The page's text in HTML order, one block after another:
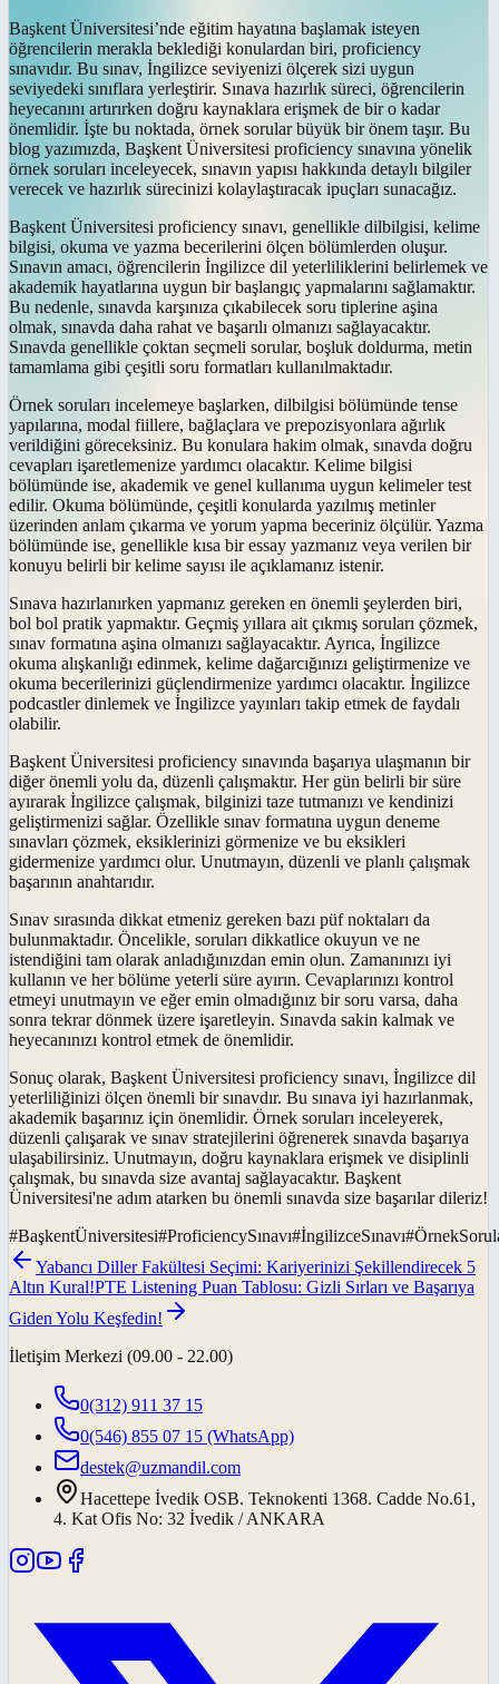
Başkent Üniversitesi’nde eğitim hayatına başlamak isteyen
öğrencilerin merakla beklediği konulardan biri, proficiency
sınavıdır. Bu sınav, İngilizce seviyenizi ölçerek sizi uygun
seviyedeki sınıflara yerleştirir. Sınava hazırlık süreci, öğrencilerin
heyecanını artırırken doğru kaynaklara erişmek de bir o kadar
önemlidir. İşte bu noktada, örnek sorular büyük bir önem taşır. Bu
blog yazımızda, Başkent Üniversitesi proficiency sınavına yönelik
örnek soruları inceleyecek, sınavın yapısı hakkında detaylı bilgiler
verecek ve hazırlık sürecinizi kolaylaştıracak ipuçları sunacağız.
Başkent Üniversitesi proficiency sınavı, genellikle dilbilgisi, kelime
bilgisi, okuma ve yazma becerilerini ölçen bölümlerden oluşur.
Sınavın amacı, öğrencilerin İngilizce dil yeterliliklerini belirlemek ve
akademik hayatlarına uygun bir başlangıç yapmalarını sağlamaktır.
Bu nedenle, sınavda karşınıza çıkabilecek soru tiplerine aşina
olmak, sınavda daha rahat ve başarılı olmanızı sağlayacaktır.
Sınavda genellikle çoktan seçmeli sorular, boşluk doldurma, metin
tamamlama gibi çeşitli soru formatları kullanılmaktadır.
Örnek soruları incelemeye başlarken, dilbilgisi bölümünde tense
yapılarına, modal fiillere, bağlaçlara ve prepozisyonlara ağırlık
verildiğini göreceksiniz. Bu konulara hakim olmak, sınavda doğru
cevapları işaretlemenize yardımcı olacaktır. Kelime bilgisi
bölümünde ise, akademik ve genel kullanıma uygun kelimeler test
edilir. Okuma bölümünde, çeşitli konularda yazılmış metinler
üzerinden anlam çıkarma ve yorum yapma beceriniz ölçülür. Yazma
bölümünde ise, genellikle kısa bir essay yazmanız veya verilen bir
konuyu belirli bir kelime sayısı ile açıklamanız istenir.
Sınava hazırlanırken yapmanız gereken en önemli şeylerden biri,
bol bol pratik yapmaktır. Geçmiş yıllara ait çıkmış soruları çözmek,
sınav formatına aşina olmanızı sağlayacaktır. Ayrıca, İngilizce
okuma alışkanlığı edinmek, kelime dağarcığınızı geliştirmenize ve
okuma becerilerinizi güçlendirmenize yardımcı olacaktır. İngilizce
podcastler dinlemek ve İngilizce yayınları takip etmek de faydalı
olabilir.
Başkent Üniversitesi proficiency sınavında başarıya ulaşmanın bir
diğer önemli yolu da, düzenli çalışmaktır. Her gün belirli bir süre
ayırarak İngilizce çalışmak, bilginizi taze tutmanızı ve kendinizi
geliştirmenizi sağlar. Özellikle sınav formatına uygun deneme
sınavları çözmek, eksiklerinizi görmenize ve bu eksikleri
gidermenize yardımcı olur. Unutmayın, düzenli ve planlı çalışmak
başarının anahtarıdır.
Sınav sırasında dikkat etmeniz gereken bazı püf noktaları da
bulunmaktadır. Öncelikle, soruları dikkatlice okuyun ve ne
istendiğini tam olarak anladığınızdan emin olun. Zamanınızı iyi
kullanın ve her bölüme yeterli süre ayırın. Cevaplarınızı kontrol
etmeyi unutmayın ve eğer emin olmadığınız bir soru varsa, daha
sonra tekrar dönmek üzere işaretleyin. Sınavda sakin kalmak ve
heyecanınızı kontrol etmek de önemlidir.
Sonuç olarak, Başkent Üniversitesi proficiency sınavı, İngilizce dil
yeterliliğinizi ölçen önemli bir sınavdır. Bu sınava iyi hazırlanmak,
akademik başarınız için önemlidir. Örnek soruları inceleyerek,
düzenli çalışarak ve sınav stratejilerini öğrenerek sınavda başarıya
ulaşabilirsiniz. Unutmayın, doğru kaynaklara erişmek ve disiplinli
çalışmak, bu sınavda size avantaj sağlayacaktır. Başkent
Üniversitesi'ne adım atarken bu önemli sınavda size başarılar dileriz!
#BaşkentÜniversitesi#ProficiencySınavı#İngilizceSınavı#
Yabancı Diller Fakültesi Seçimi: Kariyerinizi Şekillendirecek 5
Altın Kural!PTE Listening Puan Tablosu: Gizli Sırları ve Başarıya
Giden Yolu Keşfedin!
İletişim Merkezi (09.00 - 22.00)
0(312) 911 37 15
0(546) 855 07 15 (WhatsApp)
destek@uzmandil.com
Hacettepe İvedik OSB. Teknokenti 1368. Cadde No.61,
4. Kat Ofis No: 32 İvedik / ANKARA